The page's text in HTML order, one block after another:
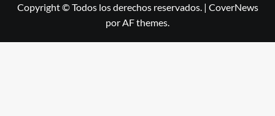
Copyright © Todos los derechos reservados. | CoverNews
por AF themes.